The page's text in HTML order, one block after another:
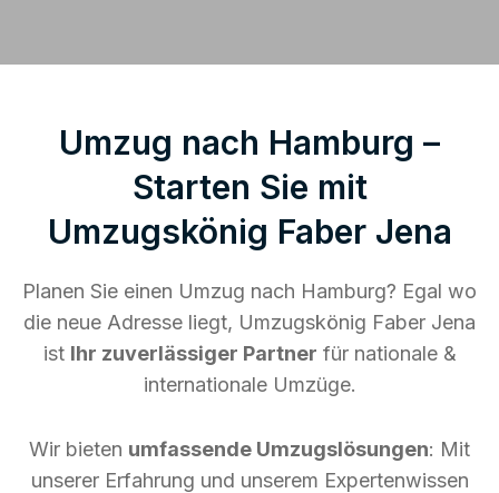
Umzug nach Hamburg –
Starten Sie mit
Umzugskönig Faber Jena
Planen Sie einen Umzug nach Hamburg? Egal wo
die neue Adresse liegt, Umzugskönig Faber Jena
ist Ihr zuverlässiger Partner für nationale &
internationale Umzüge.
Wir bieten umfassende Umzugslösungen: Mit
unserer Erfahrung und unserem Expertenwissen